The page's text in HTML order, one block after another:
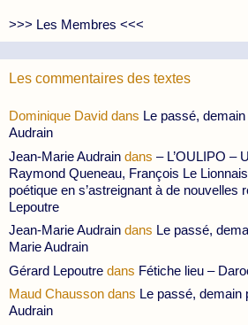
>>> Les Membres <<<
Les commentaires des textes
Dominique David dans Le passé,
Audrain
Jean-Marie Audrain dans – L’OULIPO –
Raymond Queneau, François Le
poétique en s’astreignant à de nouvelles
Lepoutre
Jean-Marie Audrain dans Le passé,
Marie Audrain
Gérard Lepoutre dans Fétiche lieu –
Maud Chausson dans Le passé, demain
Audrain